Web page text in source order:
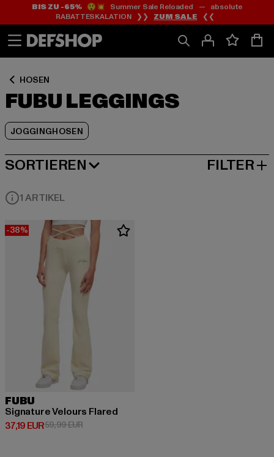
Zum
Inhalt
springen
Zum
Fußzeile
springen
BIS ZU -65%😲💥 Summer Sale Reloaded — absolute
RABATTESKALATION ❯❯ ZUM SALE ❮❮
HOSEN
FUBU LEGGINGS
JOGGINGHOSEN
Zum
Produktraster
springen
SORTIEREN
BELIEBTESTE FILTER
1 ARTIKEL
-38%
FUBU
Signature Velours Flared
37,19 EUR
Derzeitiger Preis: 37,19 EUR
59,99 EURAktionspreis: 59,99 EUR